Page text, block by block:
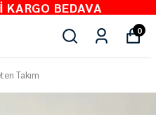
BEDAVA
0
Takım